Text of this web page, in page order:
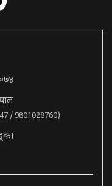
/ 9801028760)